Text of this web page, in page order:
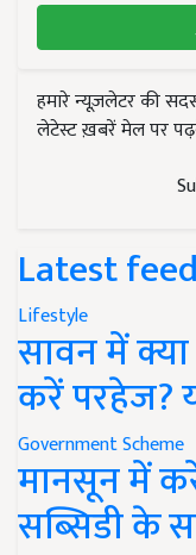
हमारे न्यूज़लेटर की
लेटेस्ट ख़बरें मेल पर
Latest
Lifestyle
सावन में
करें परहेज?
Government Scheme
मानसून में
सब्सिडी के